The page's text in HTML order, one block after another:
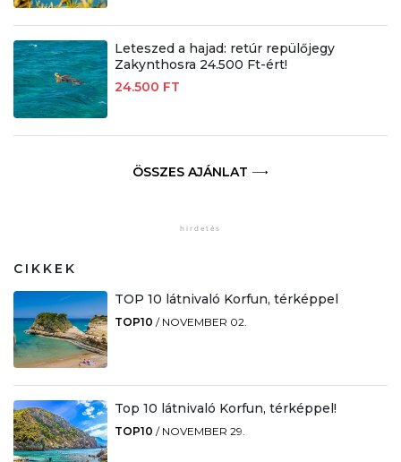
Leteszed a hajad: retúr repülőjegy
Zakynthosra 24.500 Ft-ért!
24.500 FT
ÖSSZES AJÁNLAT
CIKKEK
TOP 10 látnivaló Korfun, térképpel
TOP10 / NOVEMBER 02.
Top 10 látnivaló Korfun, térképpel!
TOP10 / NOVEMBER 29.